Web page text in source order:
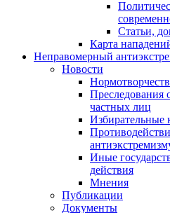
Статьи,
Карта
Неправомерный
Новости
частных лиц
Избирательные
Иные
действия
Мнения
Публикации
Документы